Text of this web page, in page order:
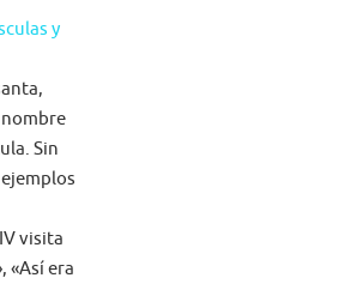
y
Sin
visita
«Así era